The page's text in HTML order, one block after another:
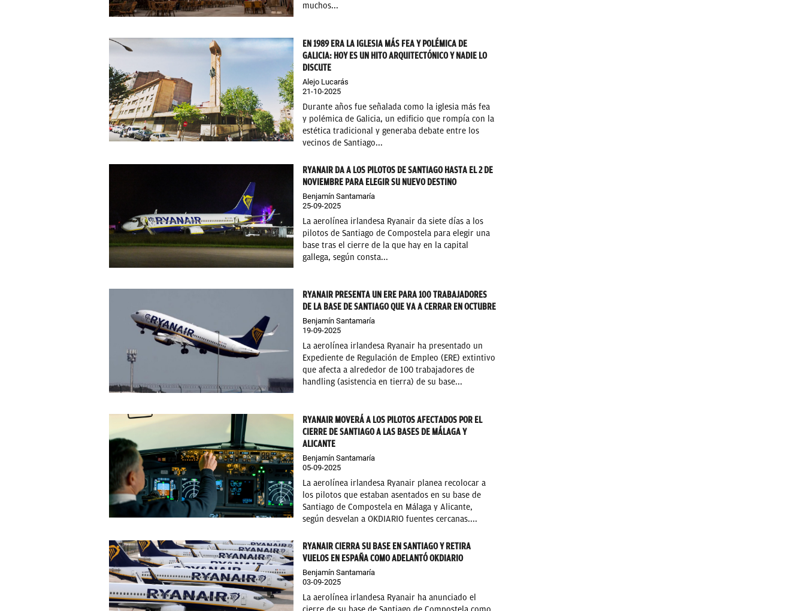
muchos...
EN 1989 ERA LA IGLESIA MÁS FEA Y POLÉMICA DE
GALICIA: HOY ES UN HITO ARQUITECTÓNICO Y NADIE LO
DISCUTE
Alejo Lucarás
21-10-2025
Durante años fue señalada como la iglesia más fea
y polémica de Galicia, un edificio que rompía con la
estética tradicional y generaba debate entre los
vecinos de Santiago...
RYANAIR DA A LOS PILOTOS DE SANTIAGO HASTA EL 2 DE
NOVIEMBRE PARA ELEGIR SU NUEVO DESTINO
Benjamín Santamaría
25-09-2025
La aerolínea irlandesa Ryanair da siete días a los
pilotos de Santiago de Compostela para elegir una
base tras el cierre de la que hay en la capital
gallega, según consta...
RYANAIR PRESENTA UN ERE PARA 100 TRABAJADORES
DE LA BASE DE SANTIAGO QUE VA A CERRAR EN OCTUBRE
Benjamín Santamaría
19-09-2025
La aerolínea irlandesa Ryanair ha presentado un
Expediente de Regulación de Empleo (ERE) extintivo
que afecta a alrededor de 100 trabajadores de
handling (asistencia en tierra) de su base...
RYANAIR MOVERÁ A LOS PILOTOS AFECTADOS POR EL
CIERRE DE SANTIAGO A LAS BASES DE MÁLAGA Y
ALICANTE
Benjamín Santamaría
05-09-2025
La aerolínea irlandesa Ryanair planea recolocar a
los pilotos que estaban asentados en su base de
Santiago de Compostela en Málaga y Alicante,
según desvelan a OKDIARIO fuentes cercanas....
RYANAIR CIERRA SU BASE EN SANTIAGO Y RETIRA
VUELOS EN ESPAÑA COMO ADELANTÓ OKDIARIO
Benjamín Santamaría
03-09-2025
La aerolínea irlandesa Ryanair ha anunciado el